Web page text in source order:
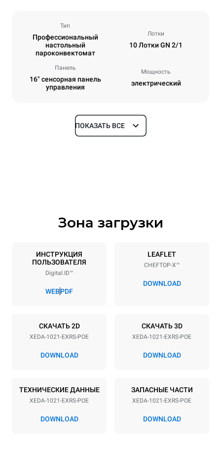
Тип
Профессиональный
настольный
пароконвектомат
Лотки
10 Лотки GN 2/1
Панель
16" сенсорная панель
управления
Мощность
электрический
Размеры
Спецификации противней
10 GN 2/1
Расстояние между лотками
83 mm
Напряжение
3~
Příkon
Потребление в квт·ч и выбросы co2
ПОКАЗАТЬ ВСЕ
Зона загрузки
ИНСТРУКЦИЯ
ПОЛЬЗОВАТЕЛЯ
Digital.ID™
WEBPDF
LEAFLET
CHEFTOP-X™
DOWNLOAD
СКАЧАТЬ 2D
XEDA-1021-EXRS-POE
DOWNLOAD
СКАЧАТЬ 3D
XEDA-1021-EXRS-POE
DOWNLOAD
ТЕХНИЧЕСКИЕ ДАННЫЕ
XEDA-1021-EXRS-POE
DOWNLOAD
ЗАПАСНЫЕ ЧАСТИ
XEDA-1021-EXRS-POE
DOWNLOAD